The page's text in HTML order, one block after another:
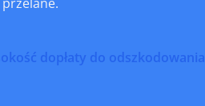
dopłaty do odszkodowania